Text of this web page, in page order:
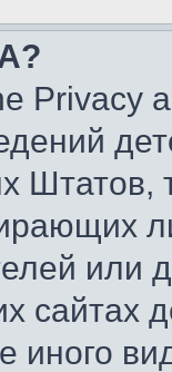
Privacy
Штатов,
или
сайтах
иного